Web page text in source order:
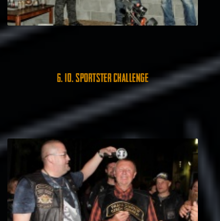
6. 10. Sportster Challenge